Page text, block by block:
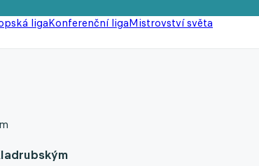
ligaKonferenční ligaMistrovství světa